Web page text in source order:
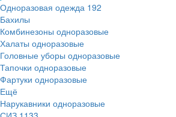
Одноразовая одежда 192
Бахилы
Комбинезоны одноразовые
Халаты одноразовые
Головные уборы одноразовые
Тапочки одноразовые
Фартуки одноразовые
Ещё
Нарукавники одноразовые